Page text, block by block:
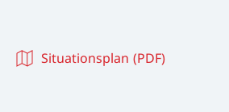
Situationsplan (PDF)